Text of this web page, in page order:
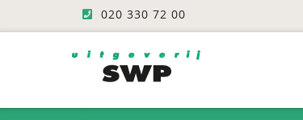
020 330 72 00